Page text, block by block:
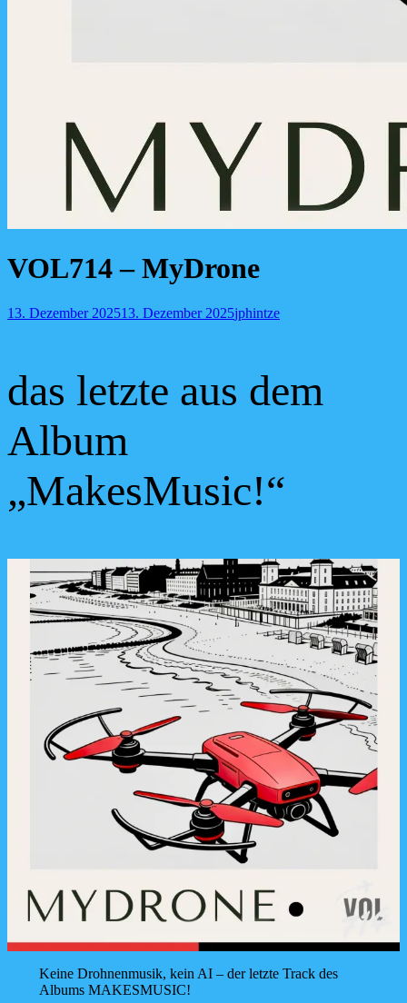
VOL714 – MyDrone
Posted-
13. Dezember 202513. Dezember 2025By
Byline
jphintze
das letzte aus dem
Album
„MakesMusic!“
Keine Drohnenmusik, kein AI – der letzte Track des
Albums MAKESMUSIC!